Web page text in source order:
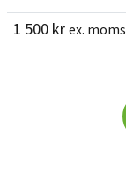
1 500 kr ex. moms